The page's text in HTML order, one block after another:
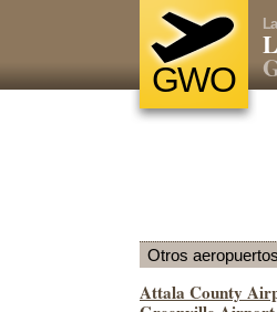
GWO
Otros
Attala County